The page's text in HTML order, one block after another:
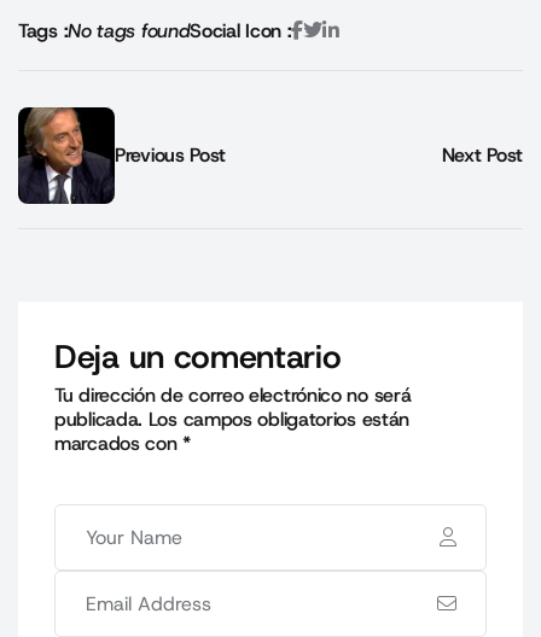
Tags :No tags foundSocial Icon :
Previous Post Next Post
Deja un comentario
Tu dirección de correo electrónico no será
publicada. Los campos obligatorios están
marcados con*